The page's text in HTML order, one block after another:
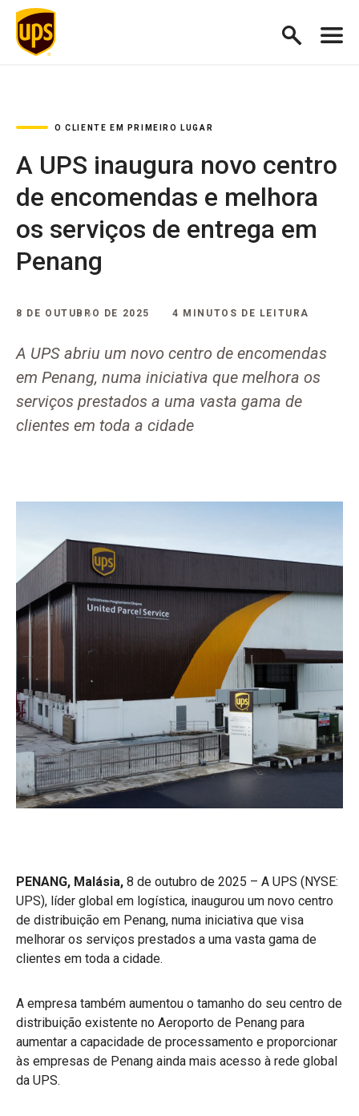
O CLIENTE EM PRIMEIRO LUGAR
A UPS inaugura novo centro
de encomendas e melhora
os serviços de entrega em
Penang
8 DE OUTUBRO DE 2025 4 MINUTOS DE LEITURA
A UPS abriu um novo centro de encomendas
em Penang, numa iniciativa que melhora os
serviços prestados a uma vasta gama de
clientes em toda a cidade
PENANG, Malásia, 8 de outubro de 2025 – A UPS (NYSE:
UPS), líder global em logística, inaugurou um novo centro
de distribuição em Penang, numa iniciativa que visa
melhorar os serviços prestados a uma vasta gama de
clientes em toda a cidade.
A empresa também aumentou o tamanho do seu centro de
distribuição existente no Aeroporto de Penang para
aumentar a capacidade de processamento e proporcionar
às empresas de Penang ainda mais acesso à rede global
da UPS.